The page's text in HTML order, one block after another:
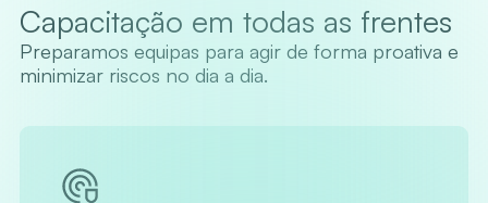
Capacitação em todas as frentes
Preparamos equipas para agir de forma proativa e
minimizar riscos no dia a dia.